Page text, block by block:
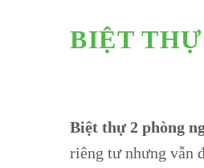
BIỆT
Biệt thự 2 phòng
riêng tư nhưng vẫn